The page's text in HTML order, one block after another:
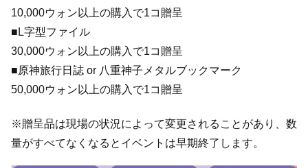
10,000ウォン以上の購入で1コ贈呈
■L字型ファイル
30,000ウォン以上の購入で1コ贈呈
■原神旅行日誌 or 八重神子メタルブックマーク
50,000ウォン以上の購入で1コ贈呈
※贈呈品は現場の状況によって変更されることがあり、数
量がすべてなくなるとイベントは早期終了します。